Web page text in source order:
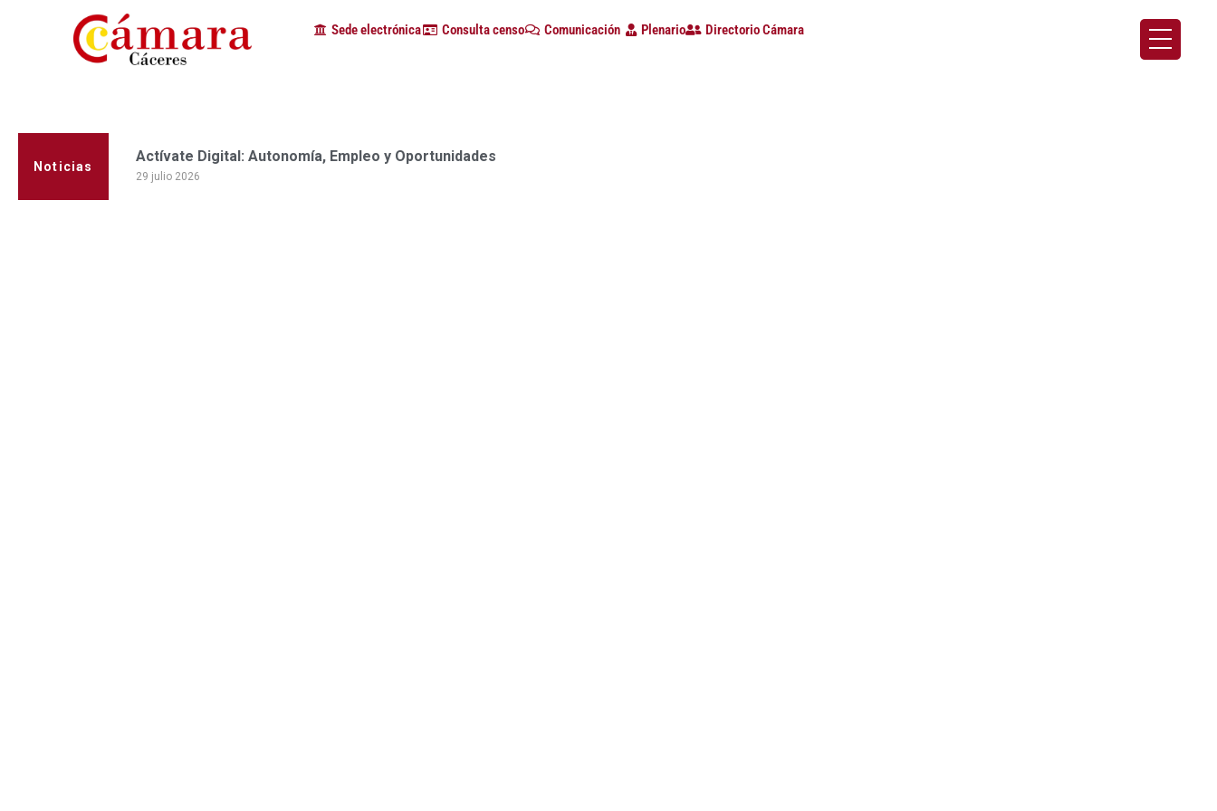
Sede electrónica Consulta censo Comunicación Plenario Directorio Cámara
La Cámara de Comercio de Cáceres clausura con alta participación de empresas en la primera
edición del programa Apoyo al Tutor en la provincia